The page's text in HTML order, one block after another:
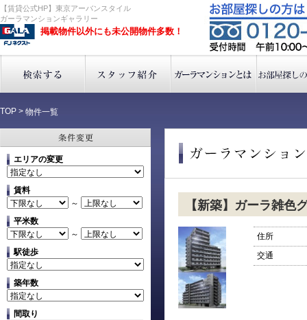
【賃貸公式HP】東京アーバンスタイル
ガーラマンションギャラリー
掲載物件以外にも未公開物件多数！
TOP > 物件一覧
エリアの変更
賃料
～
平米数
～
駅徒歩
築年数
間取り
【新築】ガーラ雑色
住所
交通